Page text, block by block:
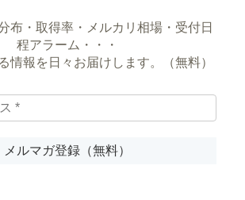
布・取得率・メルカリ相場・受付日
程アラーム・・・
情報を日々お届けします。（無料）